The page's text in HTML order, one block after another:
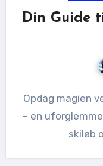
Din Guide
Opdag magien
– en
skiløb